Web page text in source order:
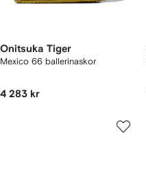
Onitsuka Tiger
Mexico 66 ballerinaskor
4 283 kr